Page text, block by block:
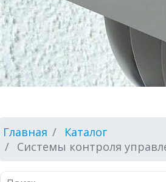
Главная
Каталог
Системы контроля